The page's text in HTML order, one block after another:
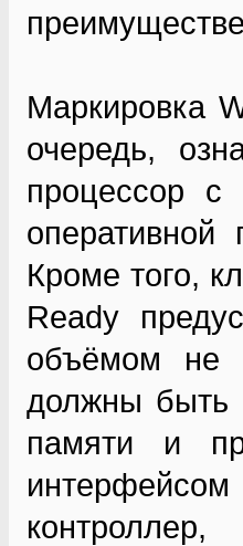
Маркировка
очередь,
процессор
Кроме того,
Ready
объёмом не
должны быть
памяти и